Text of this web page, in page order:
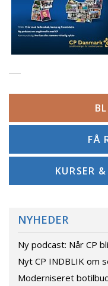
FÅ
KURSER
NYHEDER
Ny podcast: Når CP
Nyt CP INDBLIK om
Moderniseret